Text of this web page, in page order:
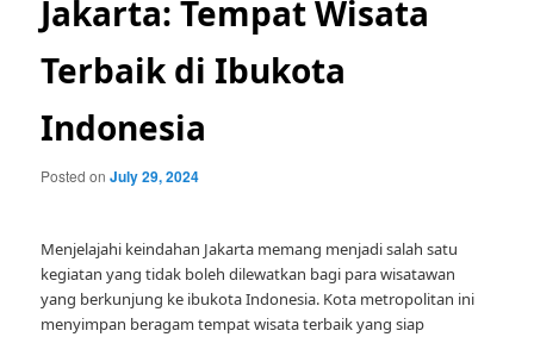
Jakarta: Tempat Wisata
Terbaik di Ibukota
Indonesia
Posted onJuly 29, 2024
Menjelajahi keindahan Jakarta memang menjadi salah satu
kegiatan yang tidak boleh dilewatkan bagi para wisatawan
yang berkunjung ke ibukota Indonesia. Kota metropolitan ini
menyimpan beragam tempat wisata terbaik yang siap